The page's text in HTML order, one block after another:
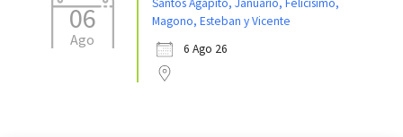
06
Ago
Santos Agapito, Januario, Felicísimo,
Magono, Esteban y Vicente
6 Ago 26